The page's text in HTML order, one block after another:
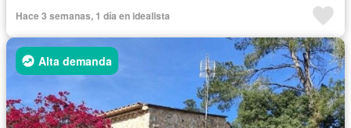
Hace 3 semanas, 1 día en idealista
Alta demanda